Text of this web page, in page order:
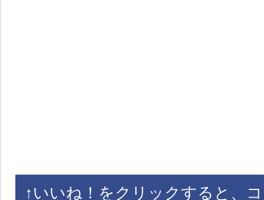
↑ いいね！をクリックすると、